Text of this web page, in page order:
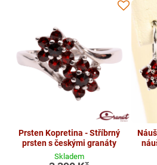
Prsten Kopretina - Stříbrný
prsten s českými granáty
Skladem